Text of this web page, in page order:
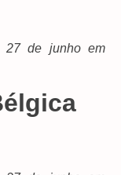
27 de junho em